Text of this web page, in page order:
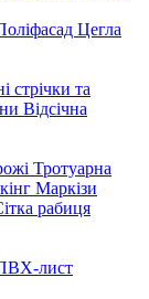
Цегла
стрічки та
Відсічна
Тротуарна
Маркізи
рабиця
лист